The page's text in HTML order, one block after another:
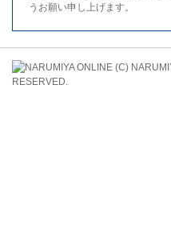
うお願い申し上げます。